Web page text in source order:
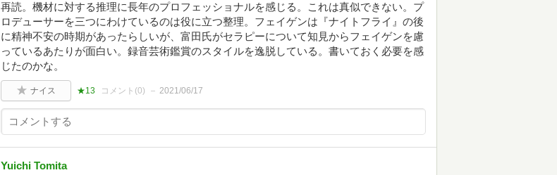
再読。機材に対する推理に長年のプロフェッショナルを感じる。これは真似できない。プ
ロデューサーを三つにわけているのは役に立つ整理。フェイゲンは『ナイトフライ』の後
に精神不安の時期があったらしいが、富田氏がセラピーについて知見からフェイゲンを慮
っているあたりが面白い。録音芸術鑑賞のスタイルを逸脱している。書いておく必要を感
じたのかな。
ナイス ★13 コメント(0) 2021/06/17
Yuichi Tomita